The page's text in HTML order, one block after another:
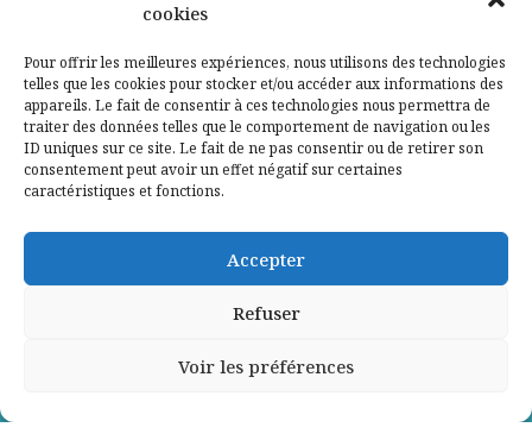
cookies
Pour offrir les meilleures expériences, nous utilisons des technologies
telles que les cookies pour stocker et/ou accéder aux informations des
appareils. Le fait de consentir à ces technologies nous permettra de
traiter des données telles que le comportement de navigation ou les
ID uniques sur ce site. Le fait de ne pas consentir ou de retirer son
consentement peut avoir un effet négatif sur certaines
caractéristiques et fonctions.
Accepter
Refuser
Voir les préférences
Contactez-nous
Mentions légales